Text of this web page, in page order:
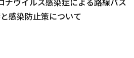
感染防止策について